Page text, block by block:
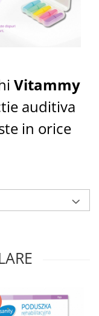
Vitammy
auditiva
in orice